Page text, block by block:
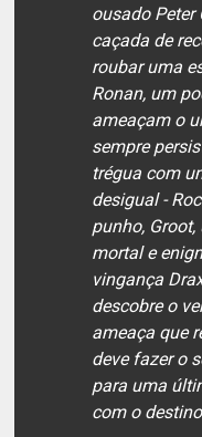
ousado
caçada de
roubar uma
Ronan, um
ameaçam o
sempre
trégua com
desigual -
punho,
mortal e
vingança
descobre o
ameaça que
deve fazer o
para uma
com o